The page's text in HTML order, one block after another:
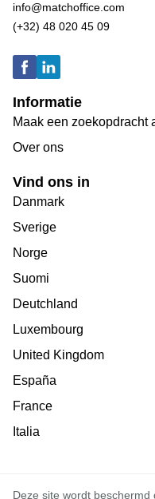
info@matchoffice.com
(+32) 48 020 45 09
Informatie
Maak een zoekopdracht
Over ons
Vind ons in
Danmark
Sverige
Norge
Suomi
Deutchland
Luxembourg
United Kingdom
España
France
Italia
Deze site wordt beschermd